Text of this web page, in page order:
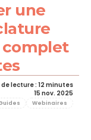
une
complet
lecture : 12 minutes
15 nov. 2025
Webinaires